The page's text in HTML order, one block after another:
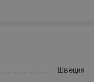
Швеция